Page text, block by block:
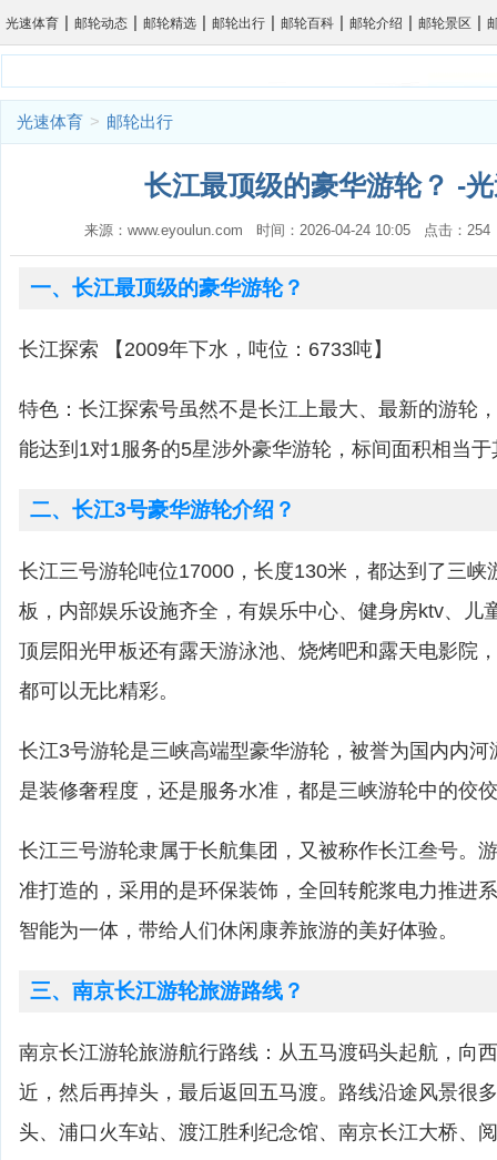
光速体育 | 邮轮动态 | 邮轮精选 | 邮轮出行 | 邮轮百科 | 邮轮介绍 | 邮轮景区 |
光速体育 > 邮轮出行
长江最顶级的豪华游轮？ -
来源：www.eyoulun.com 时间：2026-04-24 10:05 点击：
一、长江最顶级的豪华游轮？
长江探索 【2009年下水，吨位：6733吨】
特色：长江探索号虽然不是长江上最大、最新的游轮
能达到1对1服务的5星涉外豪华游轮，标间面积相当
二、长江3号豪华游轮介绍？
长江三号游轮吨位17000，长度130米，都达到了三峡
板，内部娱乐设施齐全，有娱乐中心、健身房ktv、儿
顶层阳光甲板还有露天游泳池、烧烤吧和露天电影院
都可以无比精彩。
长江3号游轮是三峡高端型豪华游轮，被誉为国内内
是装修奢程度，还是服务水准，都是三峡游轮中的佼
长江三号游轮隶属于长航集团，又被称作长江叁号。
准打造的，采用的是环保装饰，全回转舵浆电力推进
智能为一体，带给人们休闲康养旅游的美好体验。
三、南京长江游轮旅游路线？
南京长江游轮旅游航行路线：从五马渡码头起航，向
近，然后再掉头，最后返回五马渡。路线沿途风景很
头、浦口火车站、渡江胜利纪念馆、南京长江大桥、